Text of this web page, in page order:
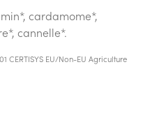
cardamome*,
cannelle*.
CERTISYS EU/Non-EU Agriculture